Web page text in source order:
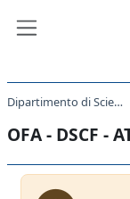
Dipartimento di Scienze Chimiche e Farmaceutiche
OFA - DSCF -